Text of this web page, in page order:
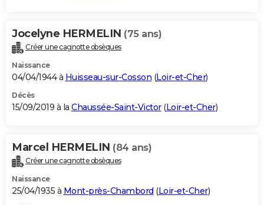
Jocelyne HERMELIN (75 ans)
Créer une cagnotte obsèques
Naissance
04/04/1944 à Huisseau-sur-Cosson (Loir-et-Cher)
Décès
15/09/2019 à la Chaussée-Saint-Victor(Loir-et-Cher)
Marcel HERMELIN (84 ans)
Créer une cagnotte obsèques
Naissance
25/04/1935 à Mont-près-Chambord (Loir-et-Cher)